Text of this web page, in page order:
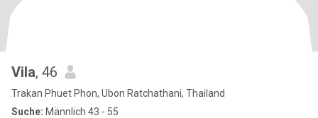
Vila, 46
Trakan Phuet Phon, Ubon Ratchathani, Thailand
Suche: Männlich 43 - 55